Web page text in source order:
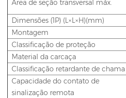
Área de seção transversal máx.
Dimensões (1P) (L×L×H)(mm)
Montagem
Classificação de proteção
Material da carcaça
Classificação retardante de chama
Capacidade do contato de
sinalização remota